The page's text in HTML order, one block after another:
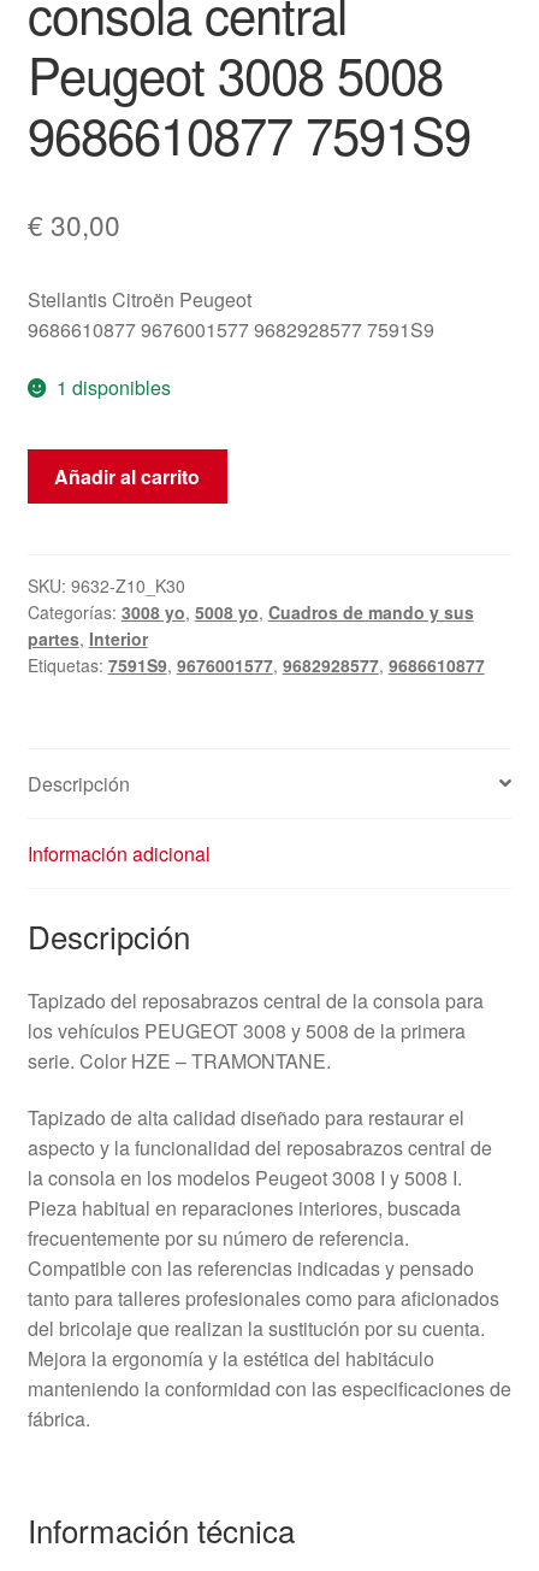
Peugeot 3008 5008
9686610877 7591S9
€ 30,00
Stellantis Citroën Peugeot
9686610877 9676001577 9682928577 7591S9
1 disponibles
Tapizado
la
consola
central
Peugeot
7591S9
Añadir al carrito
SKU: 9632-Z10_K30
Categorías: 3008 yo, 5008 yo, Cuadros de mando y sus
partes, Interior
Etiquetas: 7591S9, 9676001577, 9682928577, 9686610877
Descripción
Información adicional
Descripción
Tapizado del reposabrazos central de la consola para
los vehículos PEUGEOT 3008 y 5008 de la primera
serie. Color HZE – TRAMONTANE.
Tapizado de alta calidad diseñado para restaurar el
aspecto y la funcionalidad del reposabrazos central de
la consola en los modelos Peugeot 3008 I y 5008 I.
Pieza habitual en reparaciones interiores, buscada
frecuentemente por su número de referencia.
Compatible con las referencias indicadas y pensado
tanto para talleres profesionales como para aficionados
del bricolaje que realizan la sustitución por su cuenta.
Mejora la ergonomía y la estética del habitáculo
manteniendo la conformidad con las especificaciones de
fábrica.
Información técnica